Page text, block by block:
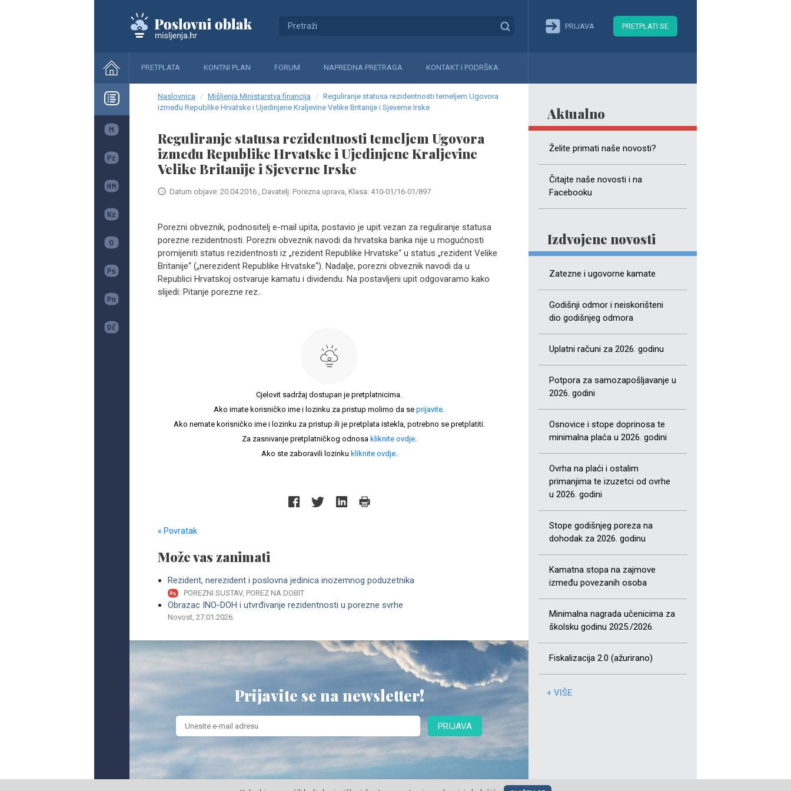
PRIJAVA PRETPLATI SE
PRETPLATA KONTNI PLAN FORUM NAPREDNA PRETRAGA KONTAKT I PODRŠKA
Aktualno
Želite primati naše novosti?
Čitajte naše novosti i na
Facebooku
Izdvojene novosti
Zatezne i ugovorne kamate
Godišnji odmor i neiskorišteni
dio godišnjeg odmora
Uplatni računi za 2026. godinu
Potpora za samozapošljavanje u
2026. godini
Osnovice i stope doprinosa te
minimalna plaća u 2026. godini
Ovrha na plaći i ostalim
primanjima te izuzetci od ovrhe
u 2026. godini
Stope godišnjeg poreza na
dohodak za 2026. godinu
Kamatna stopa na zajmove
između povezanih osoba
Minimalna nagrada učenicima za
školsku godinu 2025./2026.
Fiskalizacija 2.0 (ažurirano)
+ VIŠE
Naslovnica Mišljenja Ministarstva financija
Reguliranje statusa rezidentnosti temeljem Ugovora
između Republike Hrvatske i Ujedinjene Kraljevine Velike Britanije i Sjeverne Irske
Reguliranje statusa rezidentnosti temeljem Ugovora
između Republike Hrvatske i Ujedinjene Kraljevine
Velike Britanije i Sjeverne Irske
Datum objave: 20.04.2016., Davatelj: Porezna uprava, Klasa: 410-01/16-01/897
Porezni obveznik, podnositelj e-mail upita, postavio je upit vezan za reguliranje statusa
porezne rezidentnosti. Porezni obveznik navodi da hrvatska banka nije u mogućnosti
promijeniti status rezidentnosti iz „rezident Republike Hrvatske“ u status „rezident Velike
Britanije“ („nerezident Republike Hrvatske“). Nadalje, porezni obveznik navodi da u
Republici Hrvatskoj ostvaruje kamatu i dividendu. Na postavljeni upit odgovaramo kako
slijedi: Pitanje porezne rez..
Cjelovit sadržaj dostupan je pretplatnicima.
Ako imate korisničko ime i lozinku za pristup molimo da se prijavite.
Ako nemate korisničko ime i lozinku za pristup ili je pretplata istekla, potrebno se pretplatiti.
Za zasnivanje pretplatničkog odnosa kliknite ovdje.
Ako ste zaboravili lozinku kliknite ovdje.
« Povratak
Može vas zanimati
Rezident, nerezident i poslovna jedinica inozemnog poduzetnika
POREZNI SUSTAV, POREZ NA DOBIT
Obrazac INO-DOH i utvrđivanje rezidentnosti u porezne svrhe​
Novost, 27.01.2026.
Prijavite se na newsletter!
PRIJAVA